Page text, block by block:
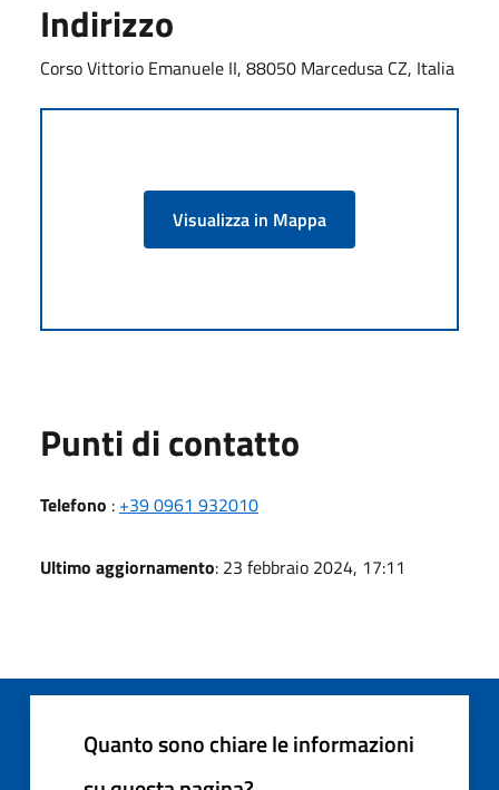
Indirizzo
Corso Vittorio Emanuele II, 88050 Marcedusa CZ, Italia
Visualizza in Mappa
Punti di contatto
Telefono : +39 0961 932010
Ultimo aggiornamento: 23 febbraio 2024, 17:11
Quanto sono chiare le informazioni